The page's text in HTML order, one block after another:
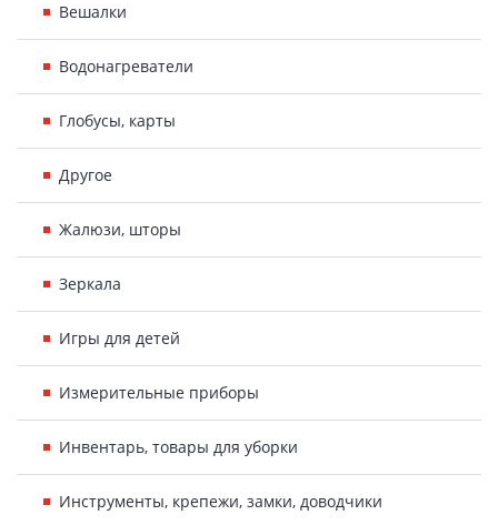
Вешалки
Водонагреватели
Глобусы, карты
Другое
Жалюзи, шторы
Зеркала
Игры для детей
Измерительные приборы
Инвентарь, товары для уборки
Инструменты, крепежи, замки, доводчики